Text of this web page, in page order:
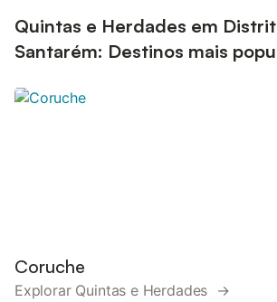
Quintas e Herdades em
Santarém: Destinos mais
Coruche
Explorar Quintas e Herdades →